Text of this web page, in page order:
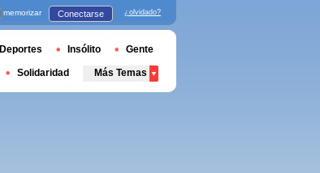
memorizar Conectarse ¿olvidado?
Deportes Insólito Gente
Solidaridad Más Temas